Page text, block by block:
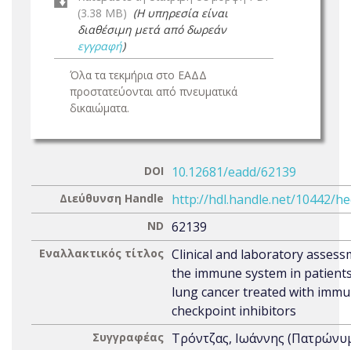
(3.38 MB) (Η υπηρεσία είναι
διαθέσιμη μετά από δωρεάν
εγγραφή)
Όλα τα τεκμήρια στο ΕΑΔΔ
προστατεύονται από πνευματικά
δικαιώματα.
DOI 10.12681/eadd/62139
Διεύθυνση Handle http://hdl.handle.net/10442/
ND 62139
Εναλλακτικός τίτλος Clinical and laboratory
the immune system in
lung cancer treated with
checkpoint inhibitors
Συγγραφέας Τρόντζας, Ιωάννης